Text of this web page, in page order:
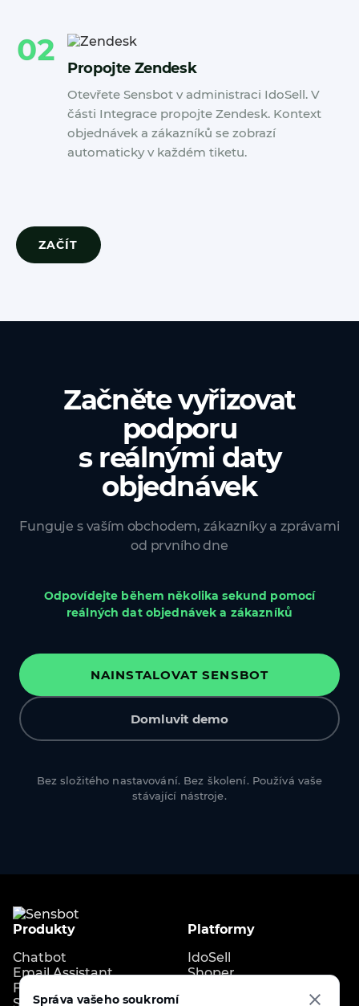
02
Propojte Zendesk
Otevřete Sensbot v administraci IdoSell. V
části Integrace propojte Zendesk. Kontext
objednávek a zákazníků se zobrazí
automaticky v každém tiketu.
ZAČÍT
Začněte vyřizovat
podporu
s reálnými daty
objednávek
Funguje s vaším obchodem, zákazníky a zprávami
od prvního dne
Odpovídejte během několika sekund pomocí
reálných dat objednávek a zákazníků
NAINSTALOVAT SENSBOT
Domluvit demo
Bez složitého nastavování. Bez školení. Používá vaše
stávající nástroje.
Produkty
Chatbot
Email Assistant
FAQ Generator
Platformy
IdoSell
Shoper
Správa vašeho soukromí